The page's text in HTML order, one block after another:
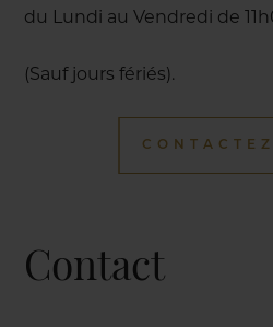
du Lundi au Vendredi de
(Sauf jours fériés).
Contact